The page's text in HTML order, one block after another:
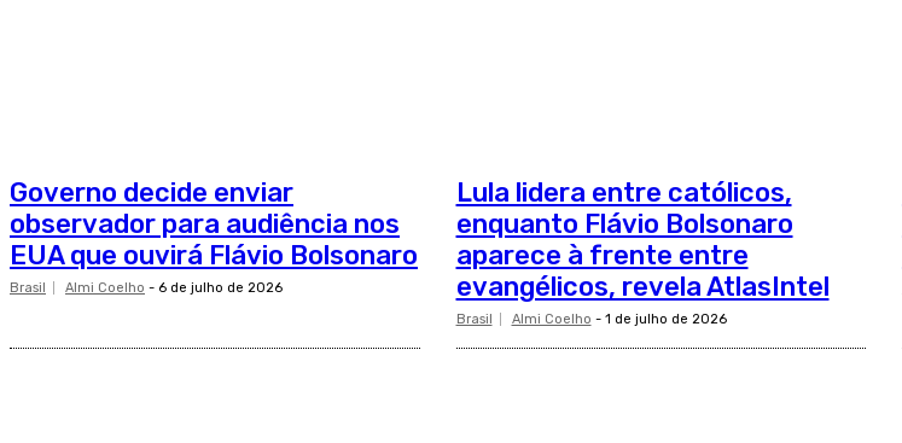
Governo decide enviar
observador para audiência nos
EUA que ouvirá Flávio Bolsonaro
Brasil Almi Coelho - 6 de julho de 2026
Lula lidera entre católicos,
enquanto Flávio Bolsonaro
aparece à frente entre
evangélicos, revela AtlasIntel
Brasil Almi Coelho - 1 de julho de 2026